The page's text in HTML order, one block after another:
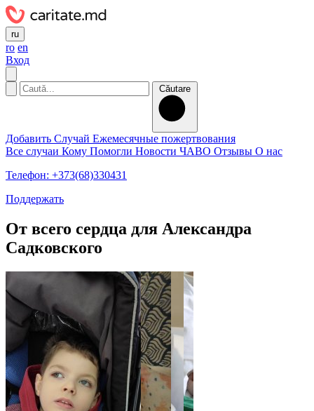
ru
ro en
Вход
Căutare
Добавить Случай Ежемесячные пожертвования
Все случаи Кому Помогли Новости ЧАВО Отзывы О нас
Телефон: +373(68)330431
Поддержать
От всего сердца для Александра
Садковского